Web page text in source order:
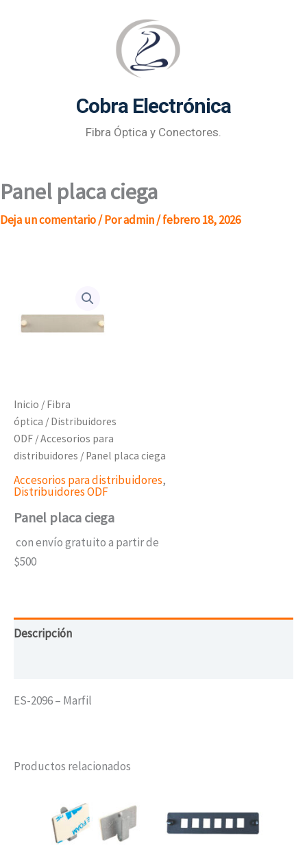
Cobra Electrónica
Fibra Óptica y Conectores.
Panel placa ciega
Deja un comentario/ Poradmin/febrero 18, 2026
Inicio / Fibra
óptica / Distribuidores
ODF /Accesorios para
distribuidores / Panel placa ciega
Accesorios para distribuidores,
Distribuidores ODF
Panel placa ciega
con envío gratuito a partir de
$500
Descripción
ES-2096 – Marfil
Productos relacionados